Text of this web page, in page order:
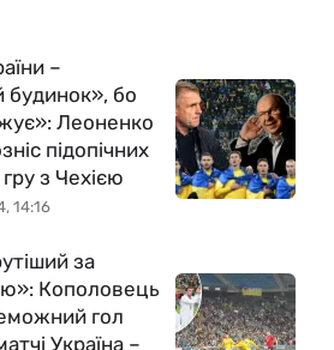
14:16
–
будинок», бо
Леоненко
підопічних
з Чехією
за
Кополовець
гол
Україна –